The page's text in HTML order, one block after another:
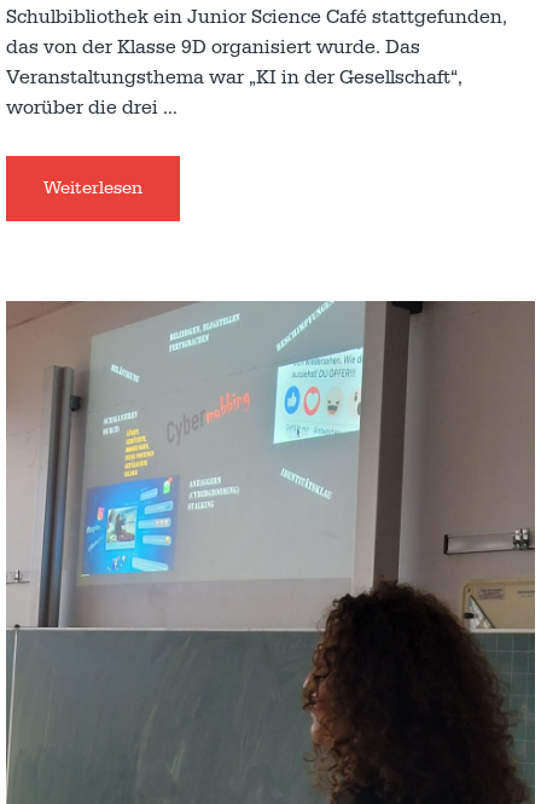
Schulbibliothek ein Junior Science Café stattgefunden,
das von der Klasse 9D organisiert wurde. Das
Veranstaltungsthema war „KI in der Gesellschaft“,
worüber die drei …
Weiterlesen